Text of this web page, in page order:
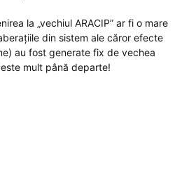
la „vechiul ARACIP” ar fi o mare
din sistem ale căror efecte
au fost generate fix de vechea
mult până departe!